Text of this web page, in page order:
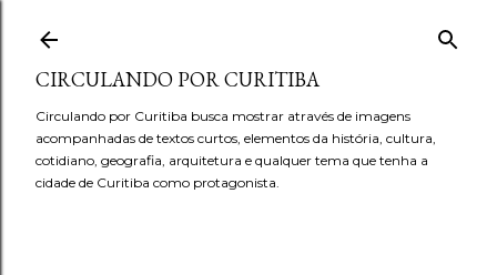
CIRCULANDO POR CURITIBA
Circulando por Curitiba busca mostrar através de imagens
acompanhadas de textos curtos, elementos da história, cultura,
cotidiano, geografia, arquitetura e qualquer tema que tenha a
cidade de Curitiba como protagonista.